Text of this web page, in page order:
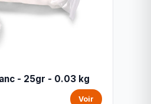
- 25gr - 0.03 kg
Voir